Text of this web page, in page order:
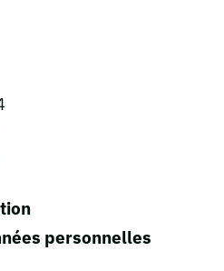
personnelles